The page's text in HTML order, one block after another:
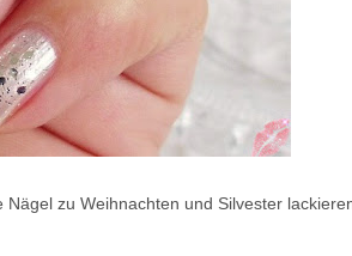
zu Weihnachten und Silvester